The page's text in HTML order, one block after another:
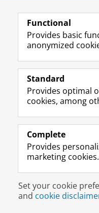
Appointments
Telephone: +31(0)
Questions
Email:cic@rug.nl
Need our news
Just email us at
RUGCIC brochure
managers.
Functional
Provides basic
anonymized
Standard
Provides optimal
cookies, among
Complete
Provides
marketing cookies.
Set your cookie
and cookie